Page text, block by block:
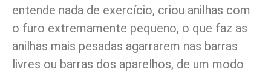
entende nada de exercício, criou anilhas com
o furo extremamente pequeno, o que faz as
anilhas mais pesadas agarrarem nas barras
livres ou barras dos aparelhos, de um modo